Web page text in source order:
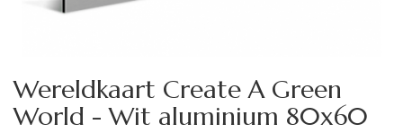
Wereldkaart Create A Green
World - Wit aluminium 80x60